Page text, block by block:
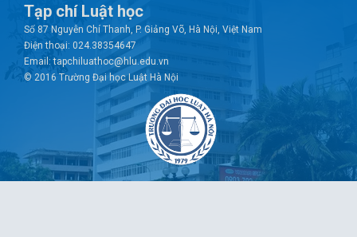
Tạp chí Luật học
Số 87 Nguyễn Chí Thanh, P. Giảng Võ, Hà Nội, Việt Nam
Điện thoại: 024.38354647
Email: tapchiluathoc@hlu.edu.vn
© 2016 Trường Đại học Luật Hà Nội